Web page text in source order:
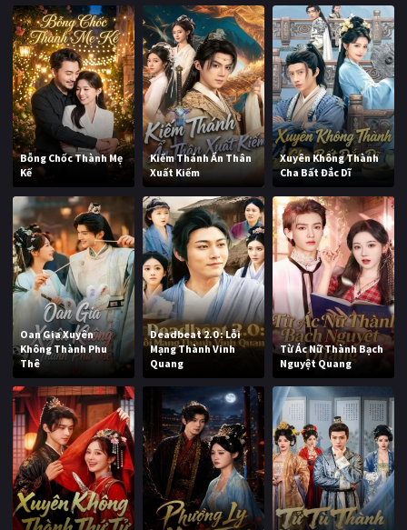
Bỗng Chốc Thành Mẹ
Kế
Kiếm Thánh Ẩn Thân
Xuất Kiếm
Xuyên Không Thành
Cha Bất Đắc Dĩ
Oan Gia Xuyên
Không Thành Phu
Thê
Deadbeat 2.0 : Lỗi
Mạng Thành Vinh
Quang
Từ Ác Nữ Thành Bạch
Nguyệt Quang